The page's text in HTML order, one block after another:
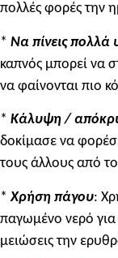
πολλές φορές την
* Να πίνειςπολλά
καπνός μπορεί να
να φαίνονται πιο
* Κάλυψη /
δοκίμασε να
τους άλλους από
*Χρήση πάγου:
παγωμένο νερό για
μειώσεις την